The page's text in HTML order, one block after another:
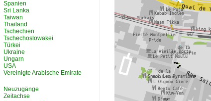
Spanien
Sri Lanka
Taiwan
Thailand
Tschechien
Tschechoslowakei
Türkei
Ukraine
Ungarn
USA
Vereinigte Arabische Emirate
Neuzugänge
Zeitachse